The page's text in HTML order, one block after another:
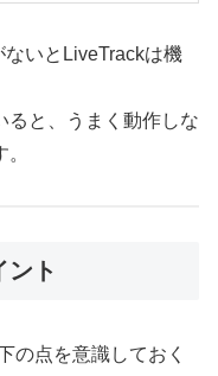
いとLiveTrackは機
ると、うまく動作しな
ント
の点を意識しておく